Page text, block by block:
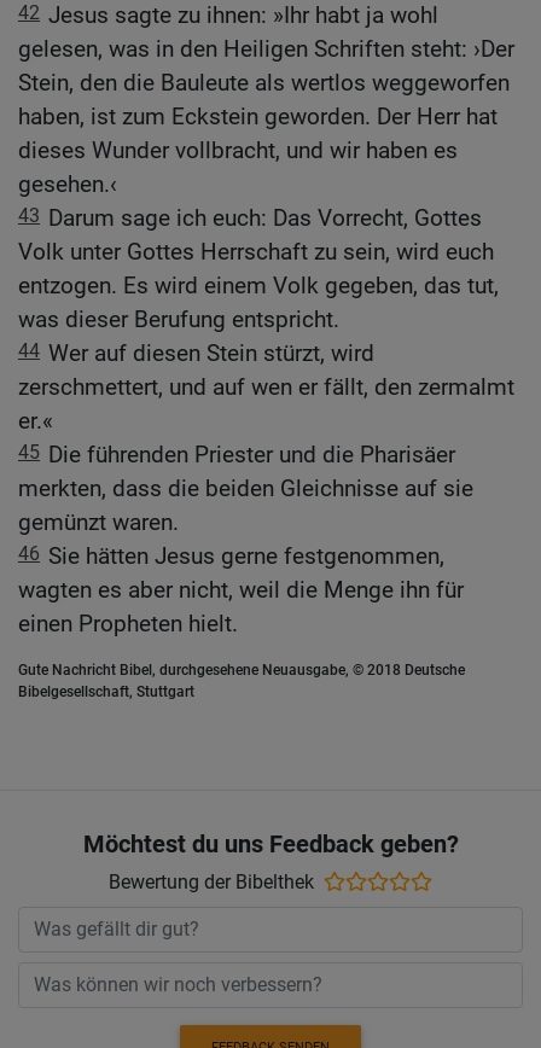
42 Jesus sagte zu ihnen: »Ihr habt ja wohl
gelesen, was in den Heiligen Schriften steht: ›Der
Stein, den die Bauleute als wertlos weggeworfen
haben, ist zum Eckstein geworden. Der Herr hat
dieses Wunder vollbracht, und wir haben es
gesehen.‹
43 Darum sage ich euch: Das Vorrecht, Gottes
Volk unter Gottes Herrschaft zu sein, wird euch
entzogen. Es wird einem Volk gegeben, das tut,
was dieser Berufung entspricht.
44 Wer auf diesen Stein stürzt, wird
zerschmettert, und auf wen er fällt, den zermalmt
er.«
45 Die führenden Priester und die Pharisäer
merkten, dass die beiden Gleichnisse auf sie
gemünzt waren.
46 Sie hätten Jesus gerne festgenommen,
wagten es aber nicht, weil die Menge ihn für
einen Propheten hielt.
Gute Nachricht Bibel, durchgesehene Neuausgabe, © 2018 Deutsche
Bibelgesellschaft, Stuttgart
Möchtest du uns Feedback geben?
Bewertung der Bibelthek